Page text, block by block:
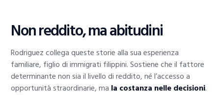
Non reddito, ma abitudini
Rodriguez collega queste storie alla sua esperienza
familiare, figlio di immigrati filippini. Sostiene che il fattore
determinante non sia il livello di reddito, né l’accesso a
opportunità straordinarie, ma la costanza nelle decisioni.